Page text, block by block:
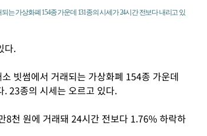
는 가상화폐 154종 가운데 131종의 시세가 24시간 전보다 내리고 있
다.
빗썸에서 거래되는 가상화폐 154종 가운데
23종의 시세는 오르고 있다.
8천 원에 거래돼 24시간 전보다 1.76% 하락하